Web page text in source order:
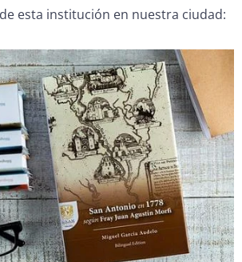
esta institución en nuestra ciudad: